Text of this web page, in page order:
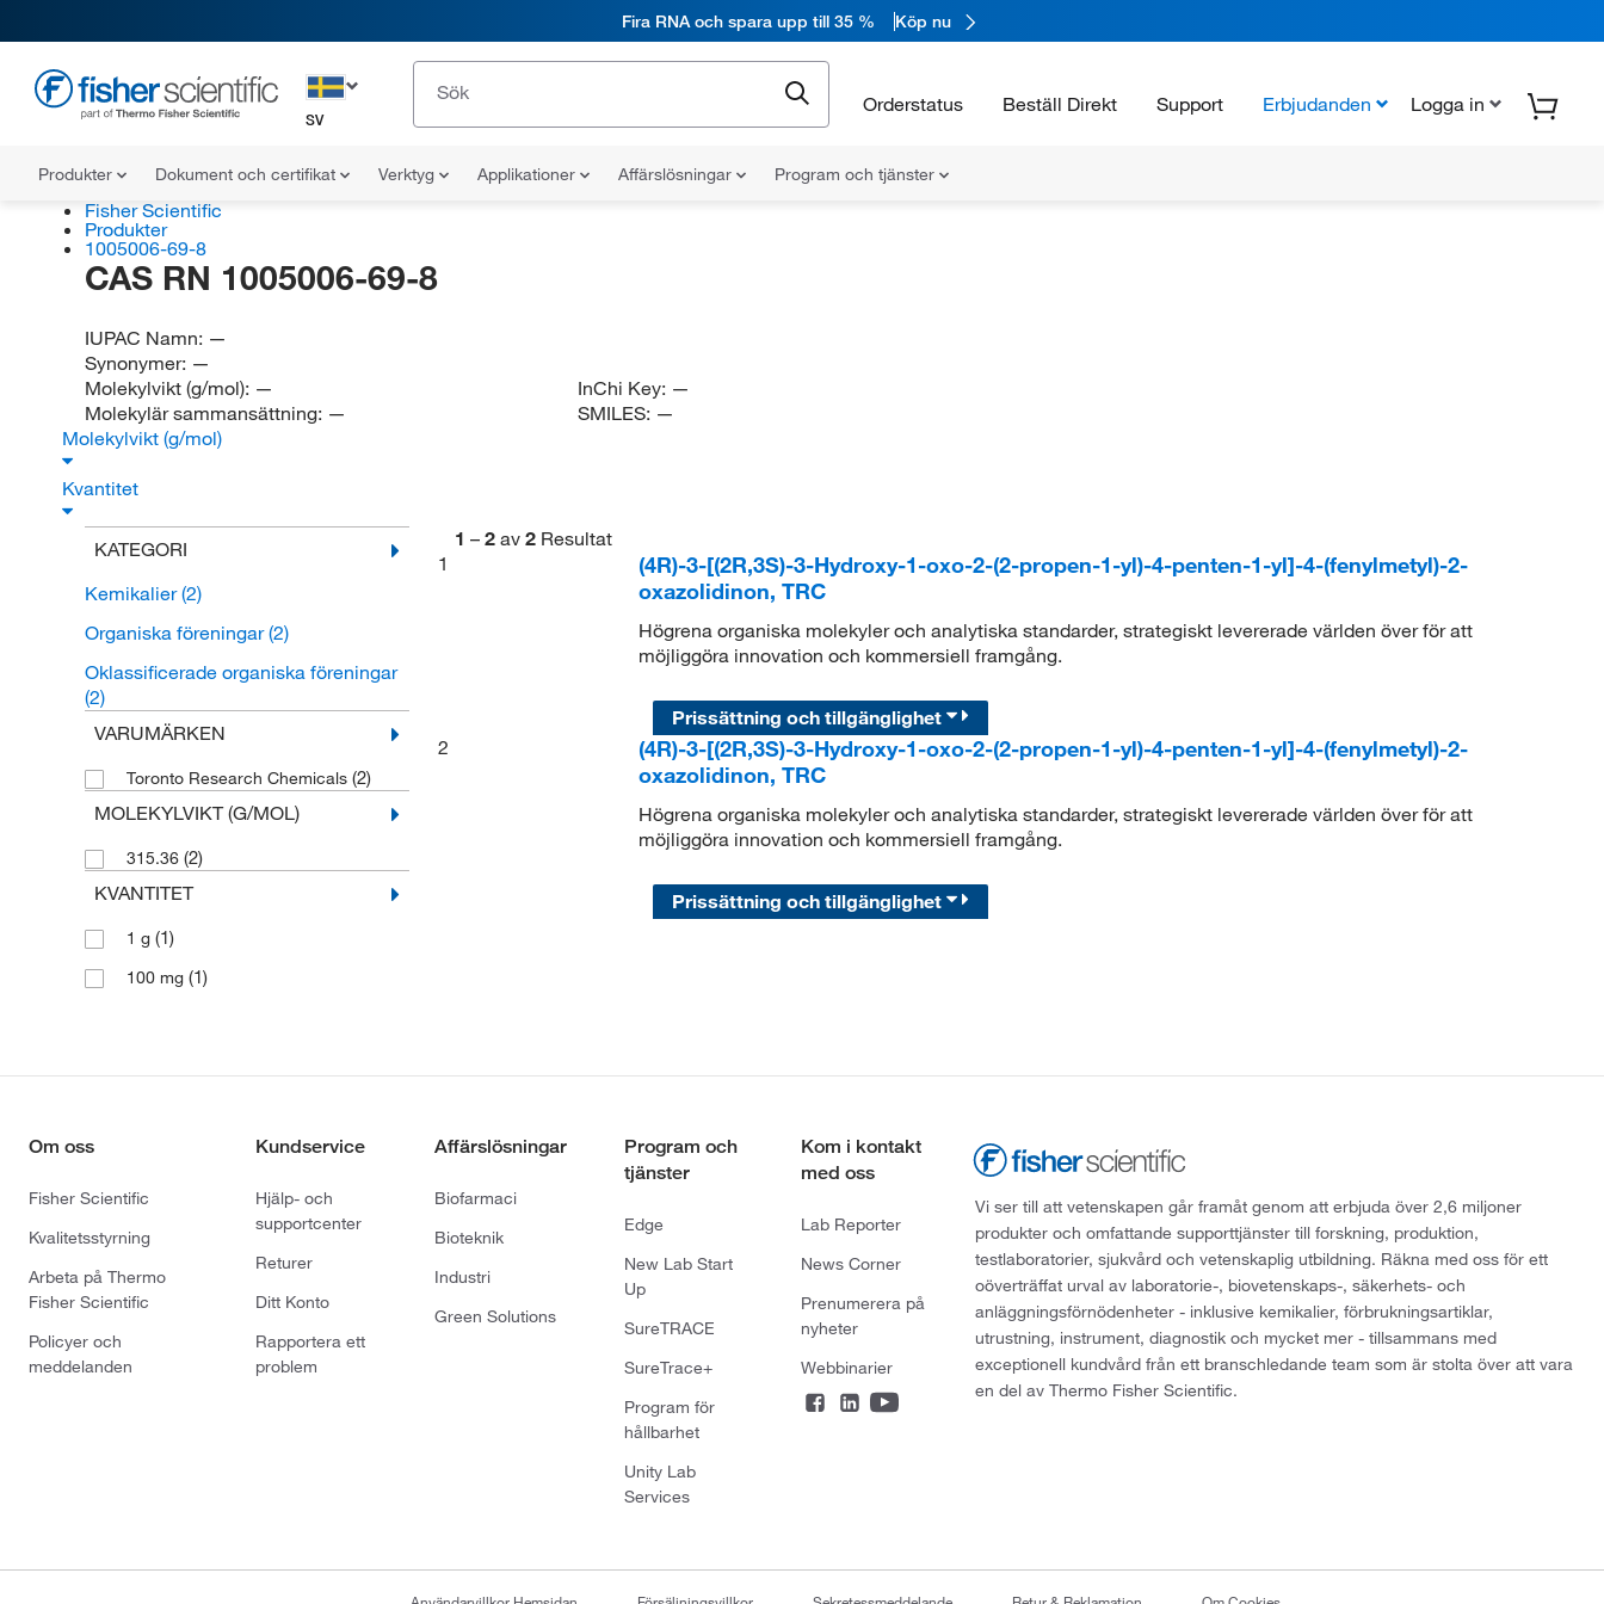
Fira RNA och spara upp till 35 % Köp nu
SV
Orderstatus Beställ Direkt Support Erbjudanden Logga in
Produkter Dokument och certifikat Verktyg Applikationer Affärslösningar Program och tjänster
Fisher Scientific
Produkter
1005006-69-8
CAS RN 1005006-69-8
IUPAC Namn: —
Synonymer: —
Molekylvikt (g/mol): —
Molekylär sammansättning: —
InChi Key: —
SMILES: —
Molekylvikt (g/mol)
Kvantitet
KATEGORI
Kemikalier(2)
Organiska föreningar(2)
Oklassificerade organiska föreningar
(2)
VARUMÄRKEN
Toronto Research Chemicals (2)
MOLEKYLVIKT (G/MOL)
315.36 (2)
KVANTITET
1 g (1)
100 mg (1)
1 – 2 av 2 Resultat
1
(4R)-3-[(2R,3S)-3-Hydroxy-1-oxo-2-(2-propen-1-yl)-4-penten-1-yl]-4-(fenylmetyl)-2-
oxazolidinon, TRC
Högrena organiska molekyler och analytiska standarder, strategiskt levererade världen över för att
möjliggöra innovation och kommersiell framgång.
Prissättning och tillgänglighet
2
(4R)-3-[(2R,3S)-3-Hydroxy-1-oxo-2-(2-propen-1-yl)-4-penten-1-yl]-4-(fenylmetyl)-2-
oxazolidinon, TRC
Högrena organiska molekyler och analytiska standarder, strategiskt levererade världen över för att
möjliggöra innovation och kommersiell framgång.
Prissättning och tillgänglighet
Om oss
Fisher Scientific
Kvalitetsstyrning
Arbeta på Thermo
Fisher Scientific
Policyer och
meddelanden
Kundservice
Hjälp- och
supportcenter
Returer
Ditt Konto
Rapportera ett
problem
Affärslösningar
Biofarmaci
Bioteknik
Industri
Green Solutions
Program och
tjänster
Edge
New Lab Start
Up
SureTRACE
SureTrace+
Program för
hållbarhet
Unity Lab
Services
Kom i kontakt
med oss
Lab Reporter
News Corner
Prenumerera på
nyheter
Webbinarier
Vi ser till att vetenskapen går framåt genom att erbjuda över 2,6 miljoner
produkter och omfattande supporttjänster till forskning, produktion,
testlaboratorier, sjukvård och vetenskaplig utbildning. Räkna med oss för ett
oöverträffat urval av laboratorie-, biovetenskaps-, säkerhets- och
anläggningsförnödenheter - inklusive kemikalier, förbrukningsartiklar,
utrustning, instrument, diagnostik och mycket mer - tillsammans med
exceptionell kundvård från ett branschledande team som är stolta över att vara
en del av Thermo Fisher Scientific.